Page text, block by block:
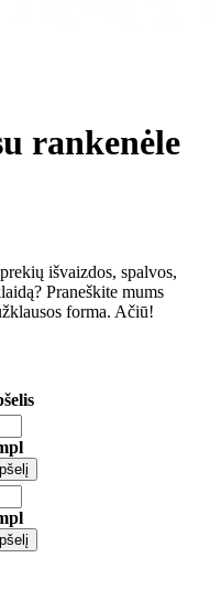
rankenėle
išvaizdos, spalvos,
Praneškite mums
forma. Ačiū!